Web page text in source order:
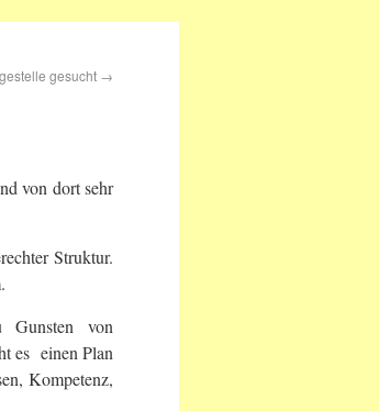
gesucht →
von dort sehr
Struktur.
von
es einen Plan
Kompetenz,